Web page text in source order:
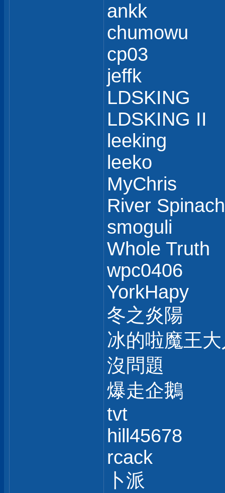
ankk
chumowu
cp03
jeffk
LDSKING
LDSKING II
leeking
leeko
MyChris
River Spinach
smoguli
Whole Truth
wpc0406
YorkHapy
冬之炎陽
冰的啦魔王
沒問題
爆走企鵝
tvt
hill45678
rcack
卜派